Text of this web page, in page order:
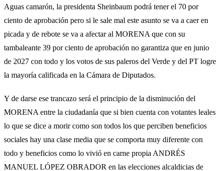
Aguas camarón, la presidenta Sheinbaum podrá tener el 70 por
ciento de aprobación pero si le sale mal este asunto se va a caer en
picada y de rebote se va a afectar al MORENA que con su
tambaleante 39 por ciento de aprobación no garantiza que en junio
de 2027 con todo y los votos de sus paleros del Verde y del PT logre
la mayoría calificada en la Cámara de Diputados.
Y de darse ese trancazo será el principio de la disminución del
MORENA entre la ciudadanía que si bien cuenta con votantes leales
lo que se dice a morir como son todos los que perciben beneficios
sociales hay una clase media que se comporta muy diferente con
todo y beneficios como lo vivió en carne propia ANDRÉS
MANUEL LÓPEZ OBRADOR en las elecciones alcaldicias de